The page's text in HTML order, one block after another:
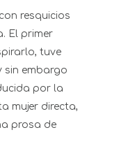
resquicios
El primer
tuve
sin embargo
por la
mujer directa,
prosa de